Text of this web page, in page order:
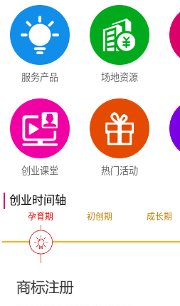
服务产品 场地资源
创业课堂 热门活动
创业时间轴
孕育期 初创期 成长期